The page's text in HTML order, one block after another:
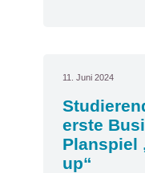
11. Juni 2024
erste
Planspiel
up“